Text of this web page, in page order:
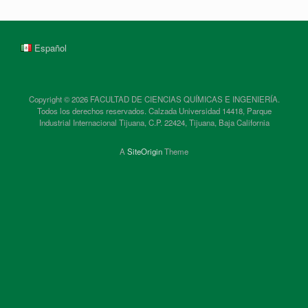
Español
Copyright © 2026 FACULTAD DE CIENCIAS QUÍMICAS E INGENIERÍA.
Todos los derechos reservados. Calzada Universidad 14418, Parque
Industrial Internacional Tijuana, C.P. 22424, Tijuana, Baja California
A SiteOriginTheme